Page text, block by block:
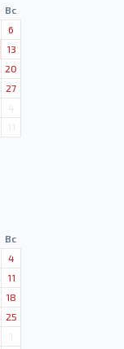
Вс
6
13
20
27
4
11
Вс
4
11
18
25
1